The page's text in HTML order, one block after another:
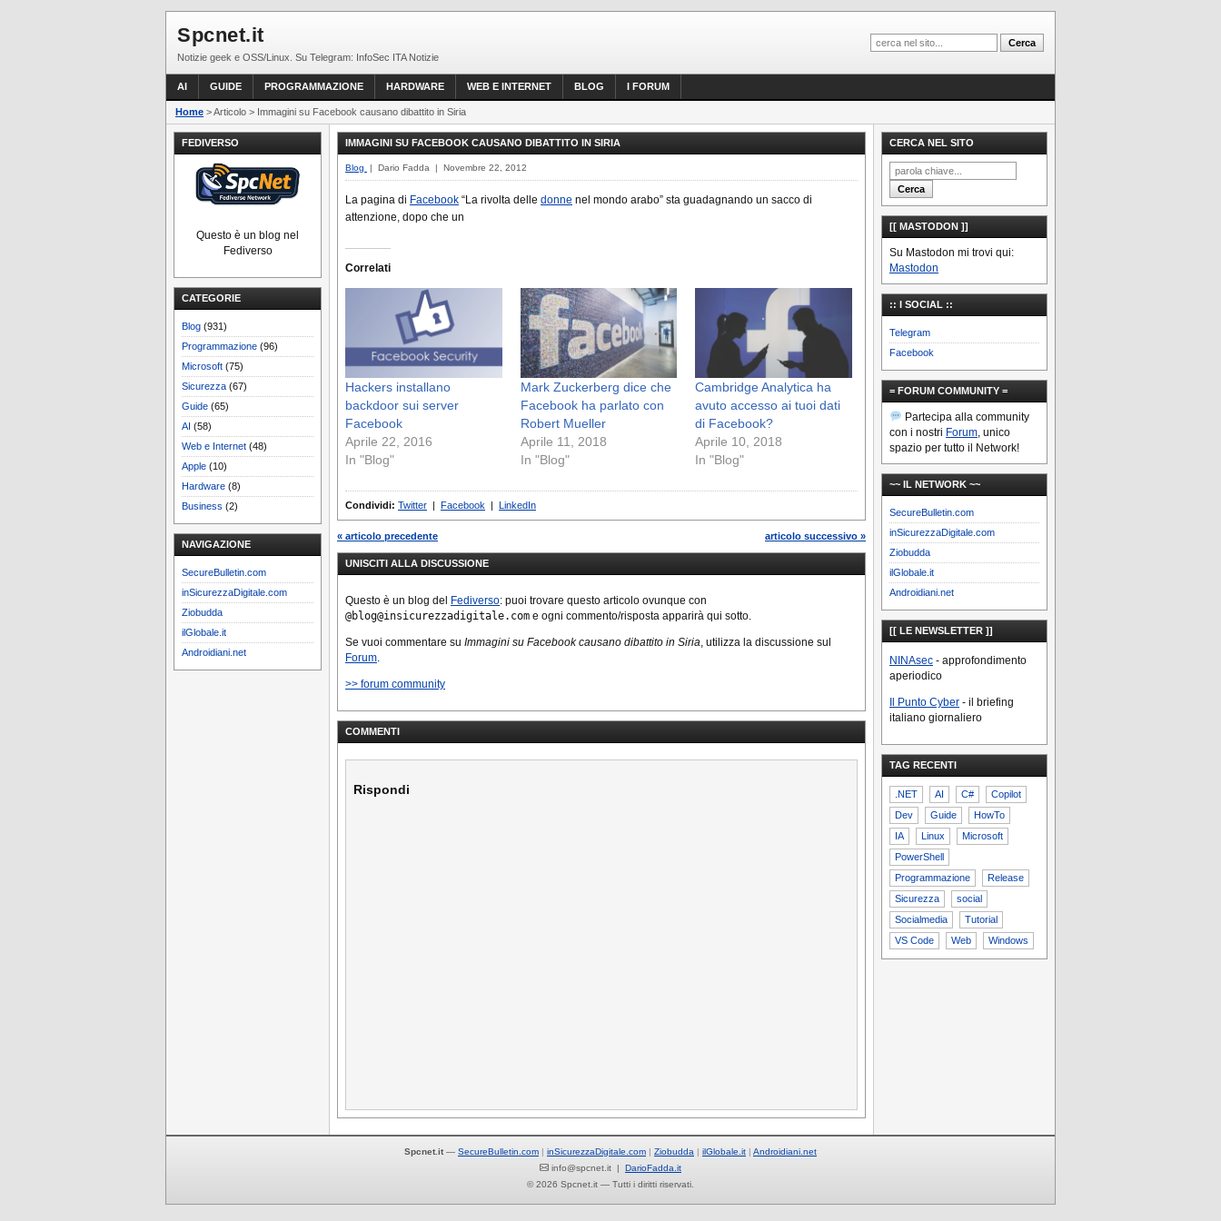
Spcnet.it
Notizie geek e OSS/Linux. Su Telegram: InfoSec ITA Notizie
AI GUIDE PROGRAMMAZIONE HARDWARE WEB E INTERNET BLOG I FORUM
Home > Articolo > Immagini su Facebook causano dibattito in Siria
FEDIVERSO
Questo è un blog nel
Fediverso
CATEGORIE
Blog (931)
Programmazione (96)
Microsoft (75)
Sicurezza (67)
Guide (65)
AI (58)
Web e Internet (48)
Apple (10)
Hardware (8)
Business (2)
NAVIGAZIONE
SecureBulletin.com
inSicurezzaDigitale.com
Ziobudda
ilGlobale.it
Androidiani.net
IMMAGINI SU FACEBOOK CAUSANO DIBATTITO IN SIRIA
Blog | Dario Fadda | Novembre 22, 2012
La pagina di Facebook “La rivolta delle donne nel mondo arabo” sta guadagnando un sacco di
attenzione, dopo che un
Correlati
Hackers installano
backdoor sui server
Facebook
Aprile 22, 2016
In "Blog"
Mark Zuckerberg dice che
Facebook ha parlato con
Robert Mueller
Aprile 11, 2018
In "Blog"
Cambridge Analytica ha
avuto accesso ai tuoi dati
di Facebook?
Aprile 10, 2018
In "Blog"
Condividi: Twitter | Facebook | LinkedIn
« articolo precedente articolo successivo »
UNISCITI ALLA DISCUSSIONE
Questo è un blog del Fediverso: puoi trovare questo articolo ovunque con
@blog@insicurezzadigitale.com e ogni commento/risposta apparirà qui sotto.
Se vuoi commentare su Immagini su Facebook causano dibattito in Siria , utilizza la discussione sul
Forum
>> forum community
COMMENTI
Rispondi
CERCA NEL SITO
[[ MASTODON ]]
Su Mastodon mi trovi qui:
Mastodon
:: I SOCIAL ::
Telegram
Facebook
= FORUM COMMUNITY =
Partecipa alla community
con i nostri Forum, unico
spazio per tutto il Network!
~~ IL NETWORK ~~
SecureBulletin.com
inSicurezzaDigitale.com
Ziobudda
ilGlobale.it
Androidiani.net
[[ LE NEWSLETTER ]]
NINAsec - approfondimento
aperiodico
Il Punto Cyber - il briefing
italiano giornaliero
TAG RECENTI
.NET AI C#
Copilot
Dev
Guide
HowTo
IA
Linux
Microsoft
PowerShell
Programmazione
Release
Sicurezza
social
Socialmedia
Tutorial
VS Code
Web Windows
Spcnet.it — SecureBulletin.com inSicurezzaDigitale.com Ziobudda ilGlobale.it
Androidiani.net
info@spcnet.it | DarioFadda.it
© 2026 Spcnet.it — Tutti i diritti riservati.